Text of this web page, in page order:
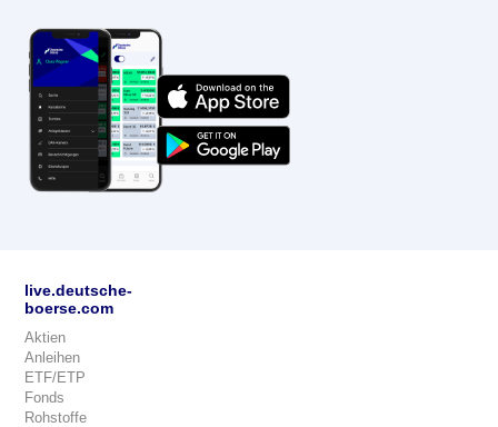
live.deutsche-
boerse.com
Aktien
Anleihen
ETF/ETP
Fonds
Rohstoffe